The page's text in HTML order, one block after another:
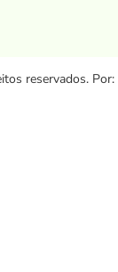
reservados. Por: